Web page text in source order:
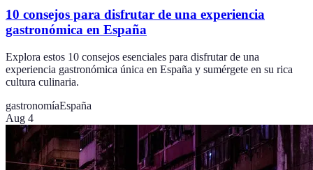
10 consejos para disfrutar de una experiencia
gastronómica en España
Explora estos 10 consejos esenciales para disfrutar de una
experiencia gastronómica única en España y sumérgete en su rica
cultura culinaria.
gastronomíaEspaña
Aug 4